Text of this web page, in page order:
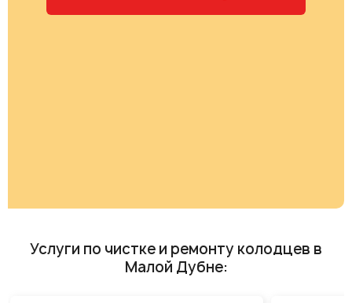
Услуги по чистке и ремонту колодцев в
Малой Дубне: